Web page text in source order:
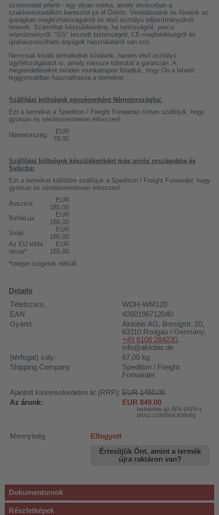
színvonalat jelenti - egy olyan márka, amely elsősorban a
szakkereskedőkön keresztül jut el Önhöz. Ventilátoraink és fúvóink az
iparágban megbízhatóságukról és első osztályú teljesítményükről
híresek. Számíthat készülékeinkre, ha tartósságról, precíz
teljesítményről, "GS" tesztelt biztonságról, CE-megfelelőségről és
újrahasznosítható anyagok használatáról van szó.
Nemcsak kiváló termékeket kínálunk, hanem első osztályú
ügyfélszolgálatot is, amely messze túlmutat a garancián. A
megrendeléseket minden munkanapon feladjuk, hogy Ön a lehető
leggyorsabban használhassa a terméket.
Szállítási költségek egységenként Németországba:
Ezt a terméket a Spedition / Freight Forwarder címen szállítjuk, hogy
gyorsan és sérülésmentesen érkezzen!
Németország:
EUR
79,00
Szállítási költségek készülékenként más uniós országokba és
Svájcba:
Ezt a terméket külföldre szállítjuk a Spedition / Freight Forwarder, hogy
gyorsan és sérülésmentesen érkezzen!
Ausztria:
EUR
185,00
BeNeLux
EUR
185,00
Svájc
EUR
185,00
Az EU többi
része*
EUR
185,00
*Idegen szigetek nélkül!
Details
Tételszám.
WDH-WM120
EAN
4260196712040
Gyártó
Aktobis AG, Borsigstr. 20,
63110 Rodgau / Germany,
+49 6106 284230,
info@aktobis.de
(térfogat) súly:
67,00 kg
Shipping Company
Spedition / Freight
Forwarder
Ajánlott kiskereskedelmi ár (RRP): EUR 1450.00
Az árunk:
EUR 849.00
beleértve az ÁFA-t/ÁFA-t,
plusz szállítási költség
Mennyiség
Elfogyott
Értesítjük Önt, amint a termék
újra raktáron van?
Dokumentumok
Részletképek